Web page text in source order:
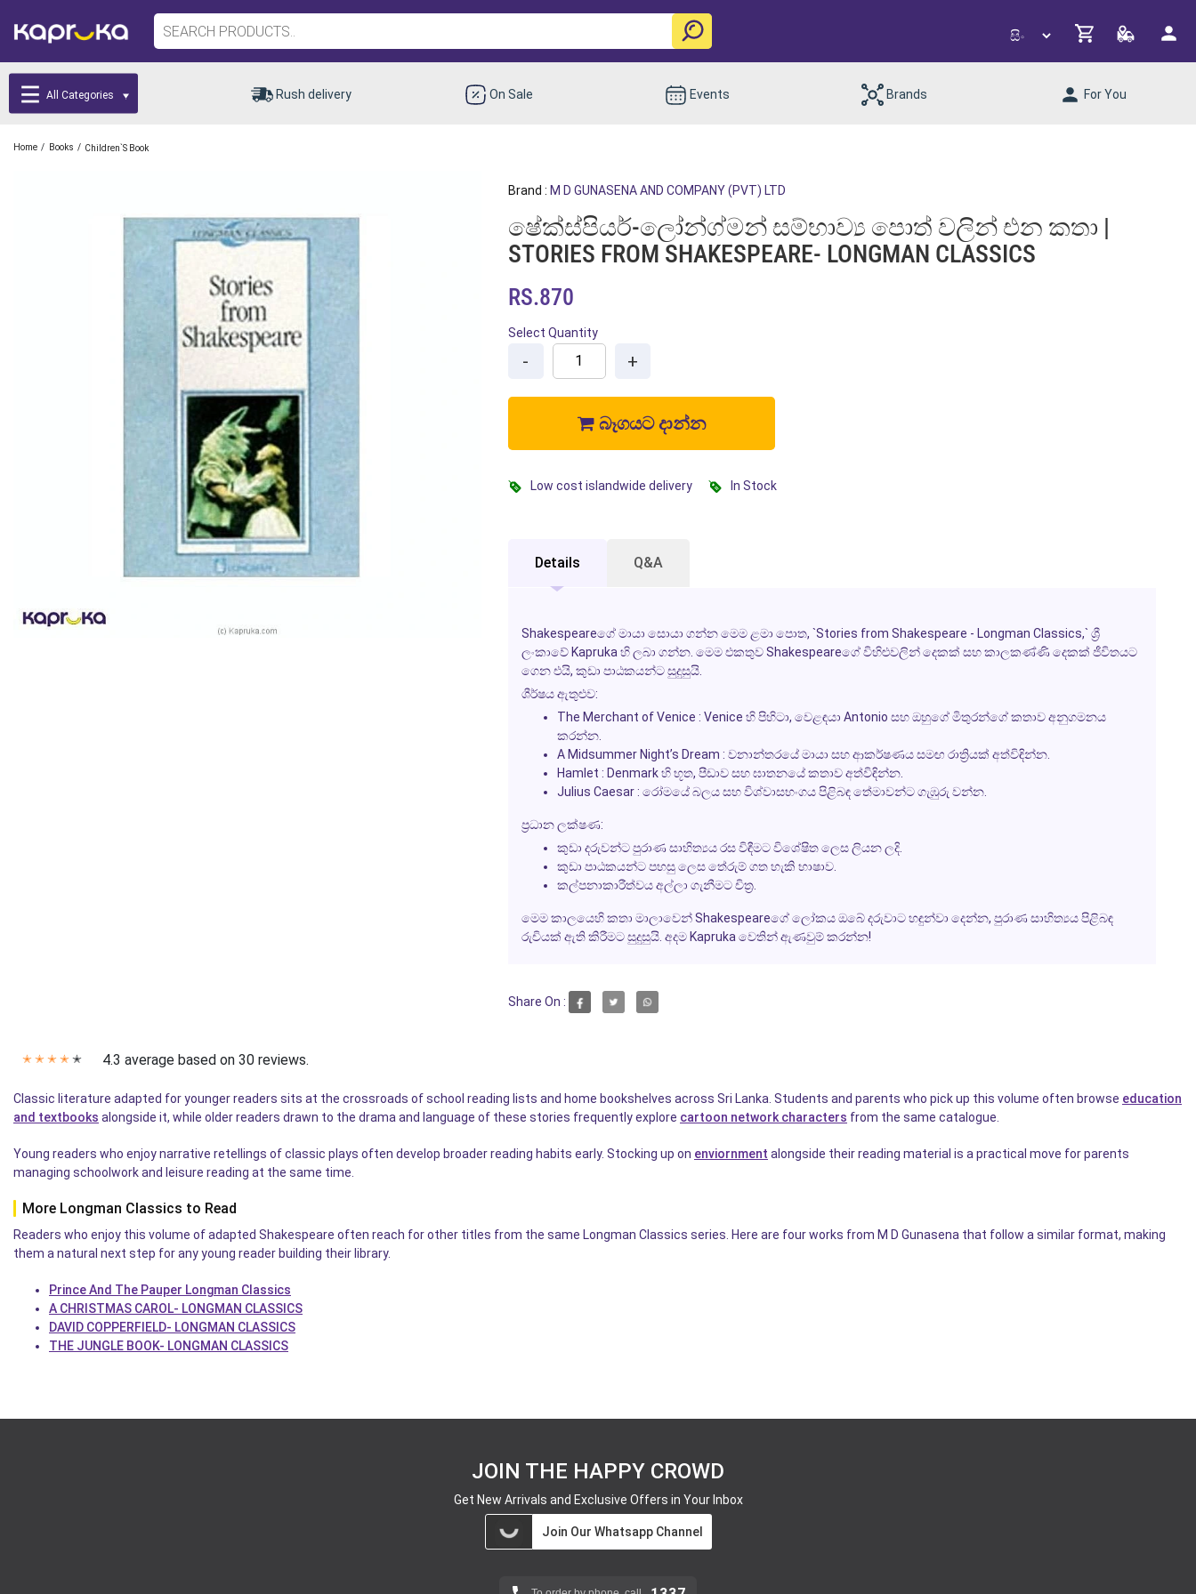
All Categories Rush delivery On Sale Events Brands For You
Home / Books / Children`s Book
Brand : M D GUNASENA AND COMPANY (PVT) LTD
ෂේක්ස්පියර්-ලෝන්ග්මන් සම්භාව්‍ය පොත් වලින් එන කතා |
STORIES FROM SHAKESPEARE- LONGMAN CLASSICS
RS.870
Select Quantity
- +
බෑගයට දාන්න
Low cost islandwide delivery In Stock
Details Q&A
Shakespeareගේ මායා සොයා ගන්න මෙම ළමා පොත, `Stories from Shakespeare - Longman Classics,` ශ්‍රී
ලංකාවේ Kapruka හි ලබා ගන්න. මෙම එකතුව Shakespeareගේ විහිළුවලින් දෙකක් සහ කාලකණ්ණි දෙකක් ජීවිතයට
ගෙන එයි, කුඩා පාඨකයන්ට සුදුසුයි.
ශීර්ෂය ඇතුළුව:
The Merchant of Venice : Venice හි පිහිටා, වෙළඳයා Antonio සහ ඔහුගේ මිතුරන්ගේ කතාව අනුගමනය
කරන්න.
A Midsummer Night’s Dream : වනාන්තරයේ මායා සහ ආකර්ෂණය සමඟ රාත්‍රියක් අත්විඳින්න.
Hamlet : Denmark හි භූත, පීඩාව සහ ඝාතනයේ කතාව අත්විඳින්න.
Julius Caesar : රෝමයේ බලය සහ විශ්වාසභංගය පිළිබඳ තේමාවන්ට ගැඹුරු වන්න.
ප්‍රධාන ලක්ෂණ:
කුඩා දරුවන්ට පුරාණ සාහිත්‍යය රස විඳීමට විශේෂිත ලෙස ලියන ලදි.
කුඩා පාඨකයන්ට පහසු ලෙස තේරුම් ගත හැකි භාෂාව.
කල්පනාකාරීත්වය අල්ලා ගැනීමට චිත්‍ර.
මෙම කාලයෙහි කතා මාලාවෙන් Shakespeareගේ ලෝකය ඔබේ දරුවාට හඳුන්වා දෙන්න, පුරාණ සාහිත්‍යය පිළිබඳ
රුචියක් ඇති කිරීමට සුදුසුයි. අදම Kapruka වෙතින් ඇණවුම් කරන්න!
Share On :
✭ ✭ ✭ ✭ ✭ 4.3 average based on 30 reviews.
Classic literature adapted for younger readers sits at the crossroads of school reading lists and home bookshelves across Sri Lanka. Students and parents who pick up this volume often browse education
and textbooks alongside it, while older readers drawn to the drama and language of these stories frequently explore cartoon network characters from the same catalogue.
Young readers who enjoy narrative retellings of classic plays often develop broader reading habits early. Stocking up on enviornment alongside their reading material is a practical move for parents
managing schoolwork and leisure reading at the same time.
More Longman Classics to Read
Readers who enjoy this volume of adapted Shakespeare often reach for other titles from the same Longman Classics series. Here are four works from M D Gunasena that follow a similar format, making
them a natural next step for any young reader building their library.
Prince And The Pauper Longman Classics
A CHRISTMAS CAROL- LONGMAN CLASSICS
DAVID COPPERFIELD- LONGMAN CLASSICS
THE JUNGLE BOOK- LONGMAN CLASSICS
JOIN THE HAPPY CROWD
Get New Arrivals and Exclusive Offers in Your Inbox
Join Our Whatsapp Channel